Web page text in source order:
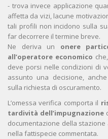
- trova invece applicazione
affetta da vizi, lacune
tali profili non incidono sulla
far decorrere il termine breve.
Ne deriva un onere
all’operatore economico
deve porsi nelle condizioni di
assunto una decisione,
sulla richiesta di oscuramento.
L’omessa verifica comporta il
tardività dell’impugnazione
documentazione della
nella fattispecie commentata.